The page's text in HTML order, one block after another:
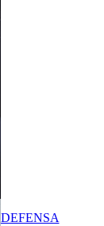
DEFENSA